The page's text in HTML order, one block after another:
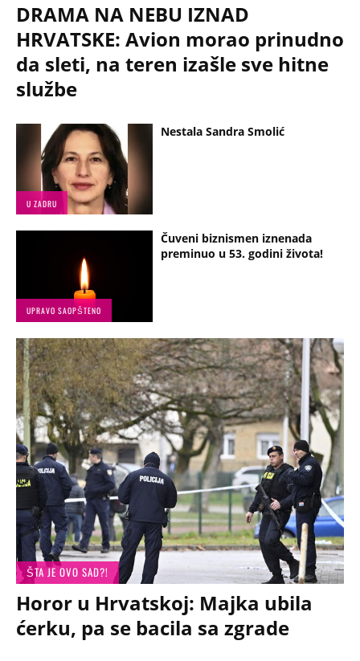
DRAMA NA NEBU IZNAD
HRVATSKE: Avion morao prinudno
da sleti, na teren izašle sve hitne
službe
U ZADRU
Nestala Sandra Smolić
UPRAVO SAOPŠTENO
Čuveni biznismen iznenada
preminuo u 53. godini života!
ŠTA JE OVO SAD?!
Horor u Hrvatskoj: Majka ubila
ćerku, pa se bacila sa zgrade